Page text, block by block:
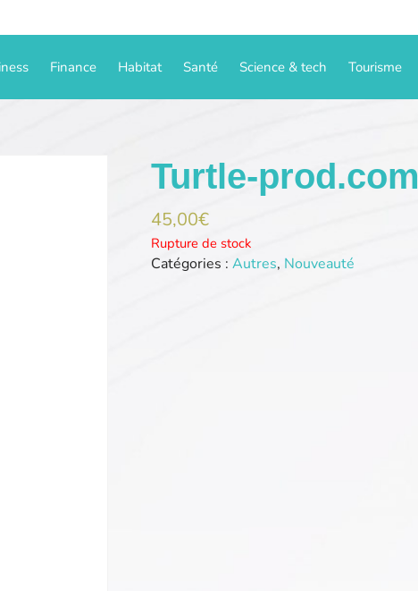
Finance Habitat Santé Science & tech Tourisme
Turtle-prod.com
45,00€
Rupture de stock
Catégories : Autres, Nouveauté